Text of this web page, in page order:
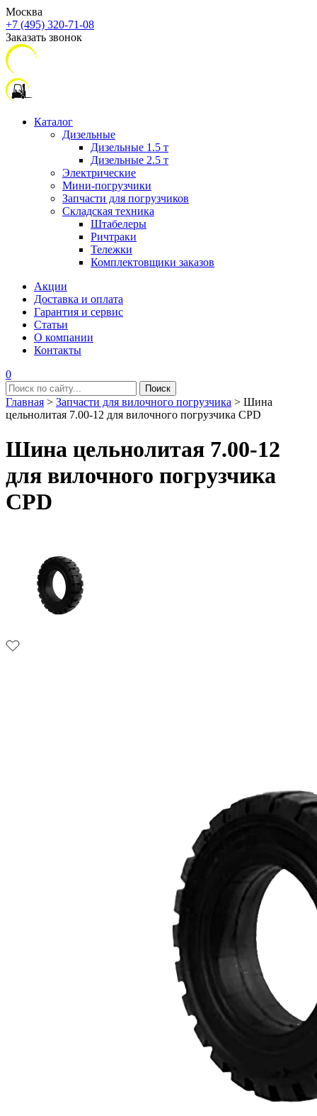
Москва
+7 (495) 320-71-08
Заказать звонок
Каталог
Дизельные
Дизельные 1.5 т
Дизельные 2.5 т
Электрические
Мини-погрузчики
Запчасти для погрузчиков
Складская техника
Штабелеры
Ричтраки
Тележки
Комплектовщики заказов
Акции
Доставка и оплата
Гарантия и сервис
Статьи
О компании
Контакты
0
Главная > Запчасти для вилочного погрузчика > Шина
цельнолитая 7.00-12 для вилочного погрузчика CPD
Шина цельнолитая 7.00-12
для вилочного погрузчика
CPD